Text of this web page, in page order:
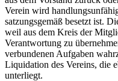
Verein wird
satzungsgemäß besetzt ist.
weil aus dem Kreis der
Verantwortung zu
verbundenen Aufgaben
Liquidation des Vereins, die
unterliegt.